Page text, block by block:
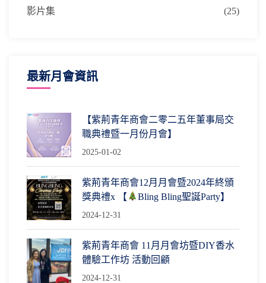
影片集 (25)
最新月會資訊
【紫荊青年商會二零二五年董事局交
職典禮暨一月份月會】
2025-01-02
紫荊青年商會12月月會暨2024年終頒
獎典禮x 【
Bling Bling聖誕Party】
2024-12-31
紫荊青年商會 11月月會坊暨DIY香水
體驗工作坊 活動回顧
2024-12-31